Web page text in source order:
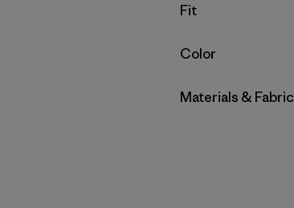
Filtrar por
Fit
Filtrar por
Color
Filtrar por
Materials & Fabric